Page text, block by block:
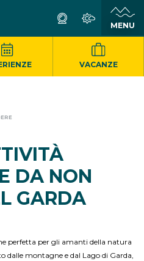
VACANZE
DA NON
GARDA
perfetta per gli amanti della natura
dalle montagne e dal Lago di Garda,